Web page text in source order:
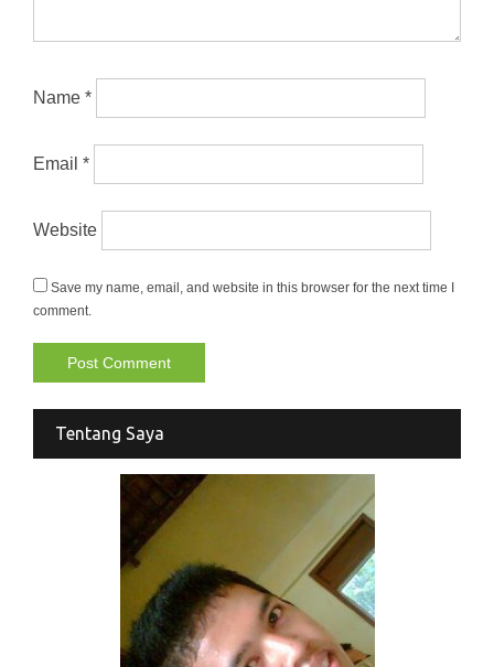
Name *
Email *
Website
Save my name, email, and website in this browser for the next time I
comment.
Tentang Saya